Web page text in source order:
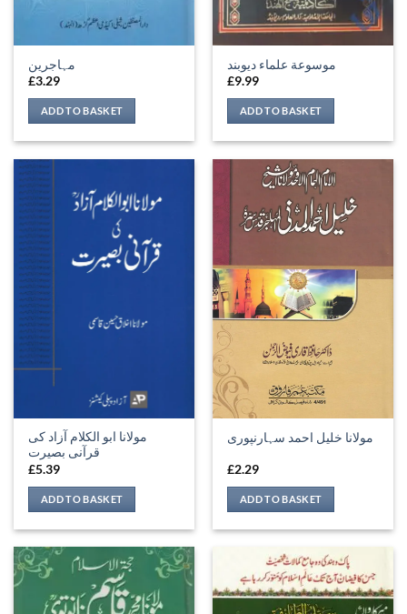
مہاجرین
£3.29
ADD TO BASKET
موسوعة علماء ديوبند
£9.99
ADD TO BASKET
مولانا ابو الکلام آزاد کی
قرآنی بصیرت
£5.39
ADD TO BASKET
مولانا خلیل احمد سہارنپوری
£2.29
ADD TO BASKET